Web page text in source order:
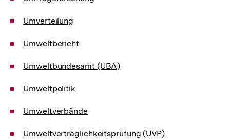
Umverteilung
Umweltbericht
Umweltbundesamt (UBA)
Umweltpolitik
Umweltverbände
Umweltverträglichkeitsprüfung (UVP)